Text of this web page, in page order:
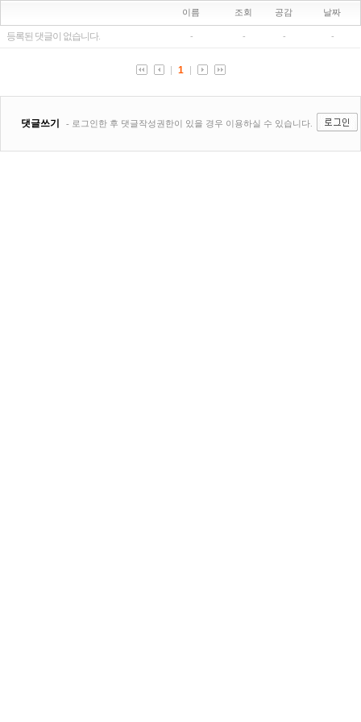
이름 조회 공감 날짜
등록된 댓글이 없습니다. - - - -
1
댓글쓰기 - 로그인한 후 댓글작성권한이 있을 경우 이용하실 수 있습니다.